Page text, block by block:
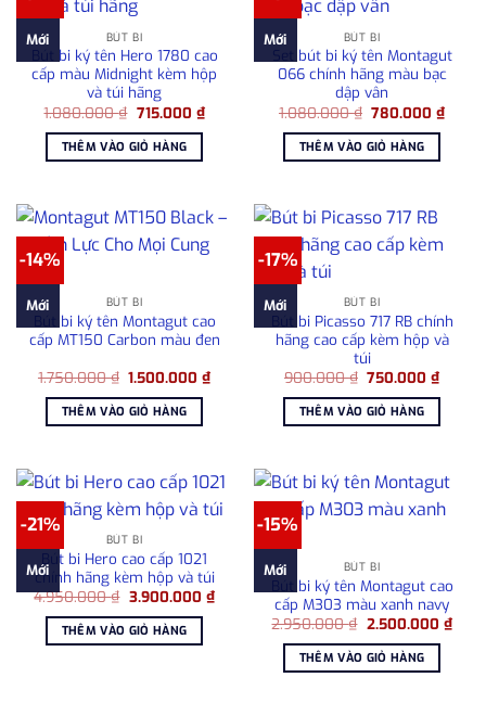
Mới BÚT BI
Bút bi ký tên Hero 1780 cao
cấp màu Midnight kèm hộp
và túi hãng
1.080.000₫ Giá
là:
1.080.000 ₫.
715.000 ₫Giá
hiện
THÊM VÀO GIỎ HÀNG
Mới BÚT BI
Set bút bi ký tên Montagut
066 chính hãng màu bạc
dập vân
1.080.000₫ Giá
là:
1.080.000 ₫.
780.000₫Giá
hiện
THÊM VÀO GIỎ HÀNG
-14%
Mới BÚT BI
Bút bi ký tên Montagut cao
cấp MT150 Carbon màu đen
1.750.000₫ Giá
là:
1.750.000 ₫.
1.500.000₫Giá
hiện
1.500.000 ₫.
THÊM VÀO GIỎ HÀNG
-17%
Mới BÚT BI
Bút bi Picasso 717 RB chính
hãng cao cấp kèm hộp và
túi
900.000₫ Giá
là:
900.000 ₫.
750.000₫Giá
hiện
THÊM VÀO GIỎ HÀNG
-21%
Mới
BÚT BI
Bút bi Hero cao cấp 1021
chính hãng kèm hộp và túi
4.950.000₫ Giá
là:
4.950.000 ₫.
3.900.000 ₫Giá
3.900.000 ₫.
THÊM VÀO GIỎ HÀNG
-15%
Mới BÚT BI
Bút bi ký tên Montagut cao
cấp M303 màu xanh navy
2.950.000₫ Giá
là:
2.950.000 ₫.
2.500.000 ₫Giá
THÊM VÀO GIỎ HÀNG